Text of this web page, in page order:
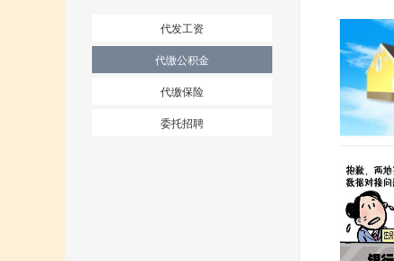
代发工资
代缴公积金
代缴保险
委托招聘